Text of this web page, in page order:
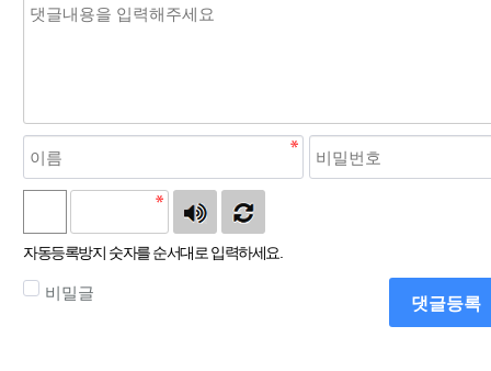
자동등록방지 숫자를 순서대로 입력하세요.
비밀글 댓글등록